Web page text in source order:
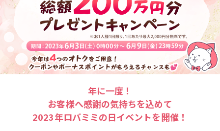
年に一度！
お客様へ感謝の気持ちを込めて
2023年ロバミミの日イベントを開催！